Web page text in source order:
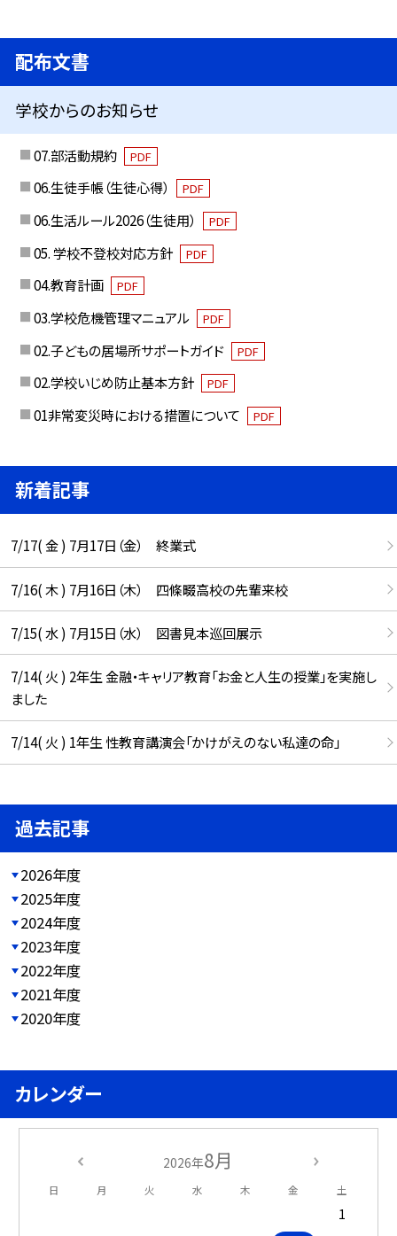
配布文書
学校からのお知らせ
07.部活動規約 PDF
06.生徒手帳（生徒心得） PDF
06.生活ルール2026（生徒用） PDF
05. 学校不登校対応方針 PDF
04.教育計画 PDF
03.学校危機管理マニュアル PDF
02.子どもの居場所サポートガイド PDF
02.学校いじめ防止基本方針 PDF
01非常変災時における措置について PDF
新着記事
7/17( 金 ) 7月17日（金） 終業式
7/16( 木 ) 7月16日（木） 四條畷高校の先輩来校
7/15( 水 ) 7月15日（水） 図書見本巡回展示
7/14( 火 ) 2年生 金融・キャリア教育「お金と人生の授業」を実施し
ました
7/14( 火 ) 1年生 性教育講演会「かけがえのない私達の命」
過去記事
2026年度
2025年度
2024年度
2023年度
2022年度
2021年度
2020年度
カレンダー
2026年8月
日 月 火 水 木 金 土
1